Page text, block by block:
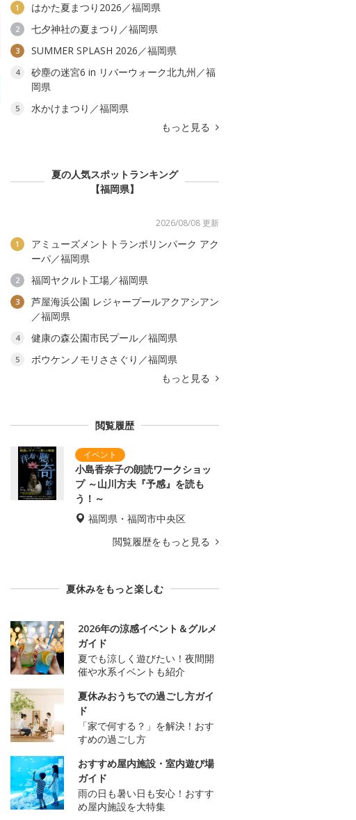
1 はかた夏まつり2026／福岡県
2 七夕神社の夏まつり／福岡県
3 SUMMER SPLASH 2026／福岡県
4
砂塵の迷宮6 in リバーウォーク北九州／福
岡県
5
水かけまつり／福岡県
もっと見る
夏の人気スポットランキング
【福岡県】
2026/08/08 更新
1
アミューズメントトランポリンパーク アク
ーパ／福岡県
2 福岡ヤクルト工場／福岡県
3
芦屋海浜公園 レジャープールアクアシアン
／福岡県
4 健康の森公園市民プール／福岡県
5
ボウケンノモリささぐり／福岡県
もっと見る
閲覧履歴
小島香奈子の朗読ワークショッ
プ ～山川方夫『予感』を読も
う！～
福岡県・福岡市中央区
閲覧履歴をもっと見る
夏休みをもっと楽しむ
2026年の涼感イベント＆グルメ
ガイド
夏でも涼しく遊びたい！夜間開
催や水系イベントも紹介
夏休みおうちでの過ごし方ガイ
ド
「家で何する？」を解決！おす
すめの過ごし方
おすすめ屋内施設・室内遊び場
ガイド
雨の日も暑い日も安心！おすす
め屋内施設を大特集